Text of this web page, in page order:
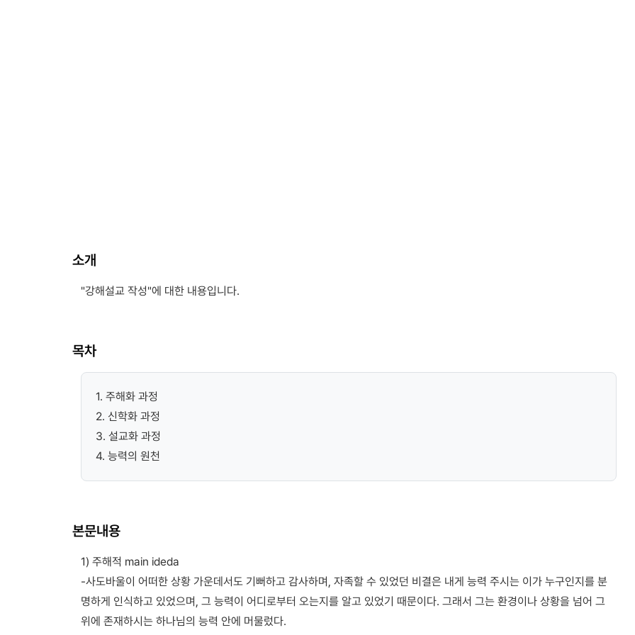
소개
"강해설교 작성"에 대한 내용입니다.
목차
1. 주해화 과정
2. 신학화 과정
3. 설교화 과정
4. 능력의 원천
본문내용
1) 주해적 main ideda
-사도바울이 어떠한 상황 가운데서도 기뻐하고 감사하며, 자족할 수 있었던 비결은 내게 능력 주시는 이가 누구인지를 분
명하게 인식하고 있었으며, 그 능력이 어디로부터 오는지를 알고 있었기 때문이다. 그래서 그는 환경이나 상황을 넘어 그
위에 존재하시는 하나님의 능력 안에 머물렀다.